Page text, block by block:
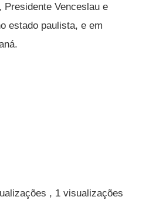
Presidente Venceslau e
estado paulista, e em
, 1 visualizações